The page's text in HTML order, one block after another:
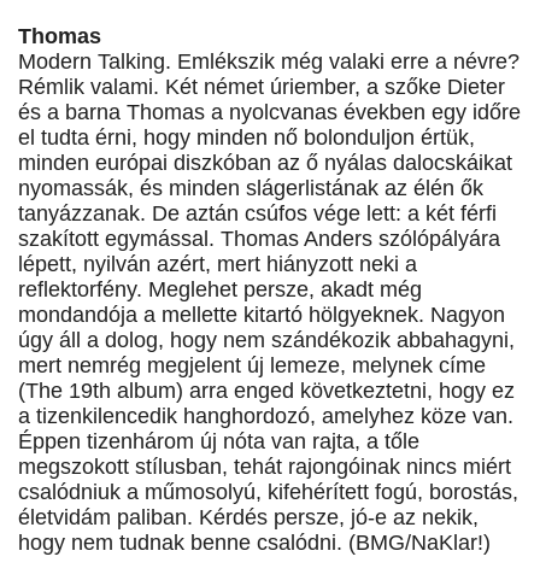
Thomas
Modern Talking. Emlékszik még valaki erre a névre?
Rémlik valami. Két német úriember, a szőke Dieter
és a barna Thomas a nyolcvanas években egy időre
el tudta érni, hogy minden nő bolonduljon értük,
minden európai diszkóban az ő nyálas dalocskáikat
nyomassák, és minden slágerlistának az élén ők
tanyázzanak. De aztán csúfos vége lett: a két férfi
szakított egymással. Thomas Anders szólópályára
lépett, nyilván azért, mert hiányzott neki a
reflektorfény. Meglehet persze, akadt még
mondandója a mellette kitartó hölgyeknek. Nagyon
úgy áll a dolog, hogy nem szándékozik abbahagyni,
mert nemrég megjelent új lemeze, melynek címe
(The 19th album) arra enged következtetni, hogy ez
a tizenkilencedik hanghordozó, amelyhez köze van.
Éppen tizenhárom új nóta van rajta, a tőle
megszokott stílusban, tehát rajongóinak nincs miért
csalódniuk a műmosolyú, kifehérített fogú, borostás,
életvidám paliban. Kérdés persze, jó-e az nekik,
hogy nem tudnak benne csalódni. (BMG/NaKlar!)